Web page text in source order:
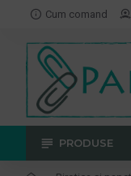
Cum comand
PRODUSE